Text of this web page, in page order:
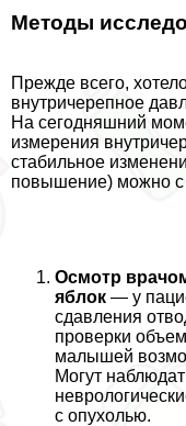
Методы
Прежде всего,
внутричерепное
На сегодняшний
измерения
стабильное
повышение) можно
Осмотр
яблок — у
сдавления
проверки
малышей
Могут
с опухолью.